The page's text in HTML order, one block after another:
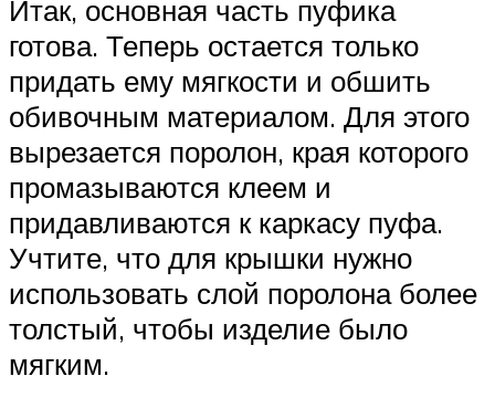
Итак, основная часть пуфика
готова. Теперь остается только
придать ему мягкости и обшить
обивочным материалом. Для этого
вырезается поролон, края которого
промазываются клеем и
придавливаются к каркасу пуфа.
Учтите, что для крышки нужно
использовать слой поролона более
толстый, чтобы изделие было
мягким.